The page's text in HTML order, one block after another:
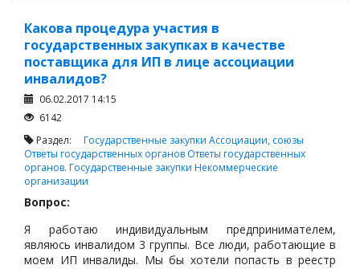
Согласно статьи 100 Налогового Кодекса РК, расходы
налогоплательщика в связи с осуществлением
деятельности, направленной на получение дохода,
подлежат вычету при определении налогооблагаемого
дохода, за исключением расходов, не подлежащих
вычету в соответствии с настоящим Кодексом.
Какова процедура участия в
государственных закупках в качестве
поставщика для ИП в лице ассоциации
инвалидов?
06.02.2017 14:15
6142
Раздел: Государственные закупки Ассоциации, союзы
Ответы государственных органов Ответы государственных
органов. Государственные закупки Некоммерческие
организации
Вопрос:
Я работаю индивидуальным предпринимателем,
являюсь инвалидом 3 группы. Все люди, работающие в
моем ИП инвалиды. Мы бы хотели попасть в реестр